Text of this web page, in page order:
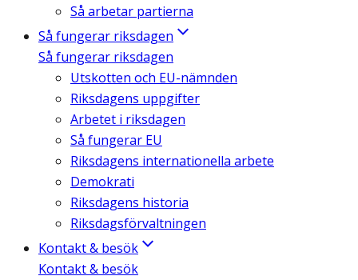
Så arbetar partierna
Så fungerar riksdagen
Så fungerar riksdagen
Utskotten och EU-nämnden
Riksdagens uppgifter
Arbetet i riksdagen
Så fungerar EU
Riksdagens internationella arbete
Demokrati
Riksdagens historia
Riksdagsförvaltningen
Kontakt & besök
Kontakt & besök